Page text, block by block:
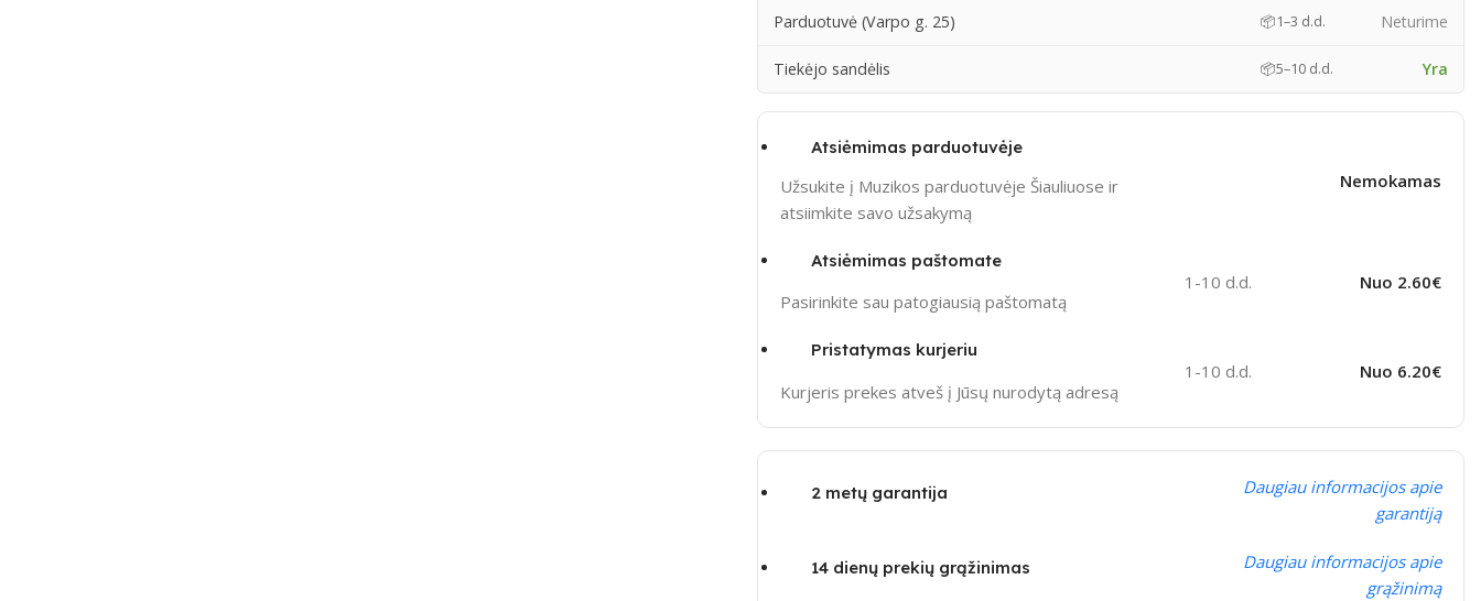
Parduotuvė (Varpo g. 25) 📦1–3 d.d. Neturime
Tiekėjo sandėlis 📦5–10 d.d. Yra
Atsiėmimas parduotuvėje
Užsukite į Muzikos parduotuvėje Šiauliuose ir
atsiimkite savo užsakymą
Nemokamas
Atsiėmimas paštomate
Pasirinkite sau patogiausią paštomatą
1-10 d.d. Nuo 2.60€
Pristatymas kurjeriu
Kurjeris prekes atveš į Jūsų nurodytą adresą
1-10 d.d. Nuo 6.20€
2 metų garantija
Daugiau informacijos apie
garantiją
14 dienų prekių grąžinimas
Daugiau informacijos apie
grąžinimą